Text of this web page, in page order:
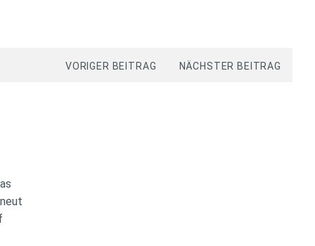
VORIGER BEITRAG NÄCHSTER BEITRAG